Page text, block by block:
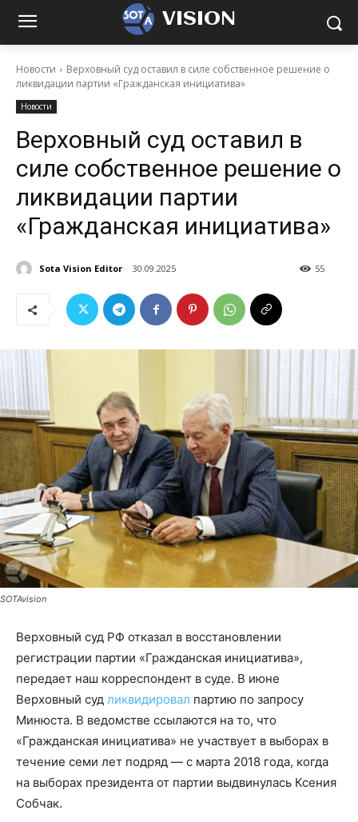
VISION
Новости
Верховный суд оставил в силе собственное решение о
ликвидации партии «Гражданская инициатива»
Новости
Верховный суд оставил в
силе собственное решение о
ликвидации партии
«Гражданская инициатива»
Sota Vision Editor 30.09.2025 55
SOTAvision
Верховный суд РФ отказал в восстановлении
регистрации партии «Гражданская инициатива»,
передает наш корреспондент в суде. В июне
Верховный суд ликвидировал партию по запросу
Минюста. В ведомстве ссылаются на то, что
«Гражданская инициатива» не участвует в выборах в
течение семи лет подряд — с марта 2018 года, когда
на выборах президента от партии выдвинулась Ксения
Собчак.